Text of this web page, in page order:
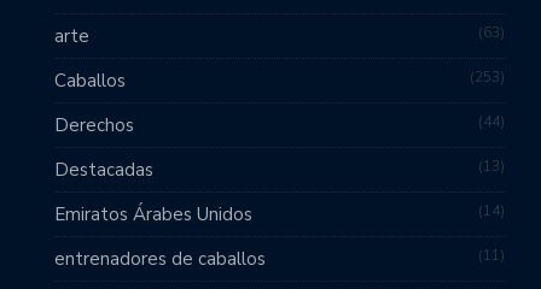
arte 63
Caballos 253
Derechos 44
Destacadas 13
Emiratos Árabes Unidos 14
entrenadores de caballos 11